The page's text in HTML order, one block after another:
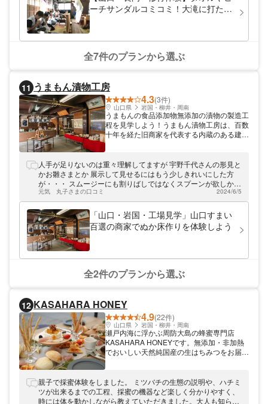
ーチサンダルコミコミ！大滝に打たれ
全7件のプランから選ぶ
11 うまもん漬物工房
4.3(3件)
山口県 岩国・柳井・周南
うまもんの食品添加物無添加の漬物の製造工
程を見学しよう！うまもん漬物工房は、百数
十年を経た旧商家を代表する内蔵のある建造
流水が滾々と湧き出る7つの井戸が掘られて
おり、うまもんの原菜は全てその地下水で洗
われます。 そんな歴史的建造物と、発酵漬
物の製造工程（粗漬・中漬・本漬）の見学、
自然の風味を生かした漬物の試食をお楽しみ
いただけるツアーを行っております。お土産
も付いていて、お得に楽しめますよ。 漬物
の歴史、うまもんの歴史や城下町岩国につい
人手が足りないのは重々理解してますが 宇野千代さんの形見と
かお雛さまとか 展示して見せるにはもう少しきれいにした方
が・・・ スムージーにも割りばしではなくスプーンが欲しかっ
たです お土産のお漬物は賞味期限が翌日のものばかりで もう
一寸日にちが欲しかったです
元気 丸子さまの口コミ 2024/6/5
「山口・岩国・工場見学」山口すまい
百選の商家でぬか床作りを体験しよう
全2件のプランから選ぶ
12 KASAHARA HONEY
4.9(22件)
山口県 岩国・柳井・周南
瀬戸内海に浮かぶ周防大島の蜂蜜専門店
KASAHARA HONEYです。無添加・非加熱
でおいしい天然純国産の生はちみつをお届け
と、旬の食材にこだわって作った身体にやさ
しいドリンクやスイーツを提供しています。
2024年より、穏やかな海を眺めながらの
親子で採蜜体験をしました。 ミツバチの生態の説明や、ハチミ
ツが出来るまでの工程、採蜜の機器など楽しく分かりやすく、
時には体を動かしながら教えていただきました。大人も知らな